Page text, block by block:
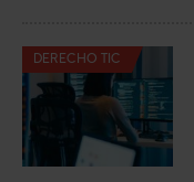
DERECHO TIC